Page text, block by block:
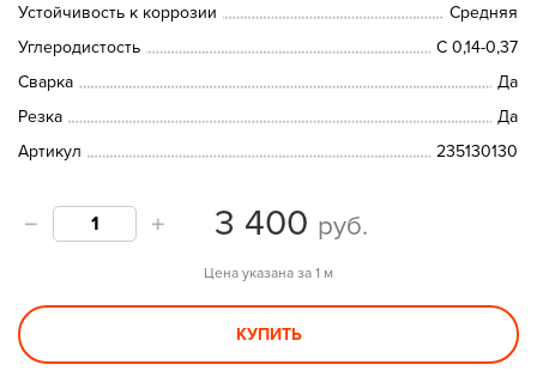
Устойчивость к коррозии
Средняя
Углеродистость
С 0,14-0,37
Сварка
Да
Резка
Да
Артикул
235130130
3 400 руб.
Цена указана за 1 м
КУПИТЬ